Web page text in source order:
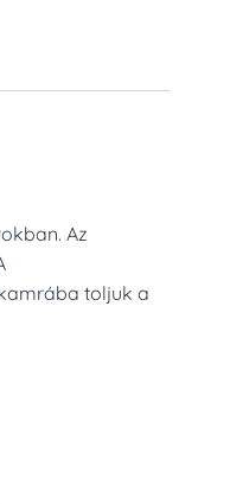
Az
toljuk a